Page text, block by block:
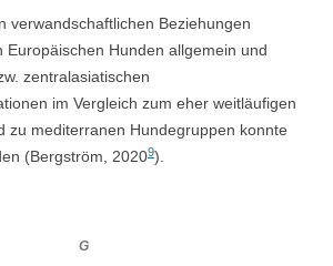
verwandschaftlichen Beziehungen
Europäischen Hunden allgemein und
zentralasiatischen
im Vergleich zum eher weitläufigen
zu mediterranen Hundegruppen konnte
(Bergström, 20209).
G